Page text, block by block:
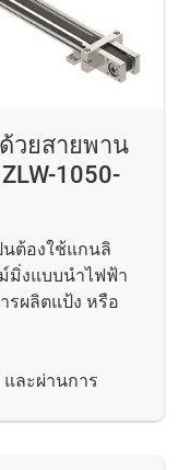
วยสายพาน
1050-
นต้องใช้แกนลิ
มิ่งแบบนำไฟฟ้า
รผลิตแป้ง หรือ
ละผ่านการ